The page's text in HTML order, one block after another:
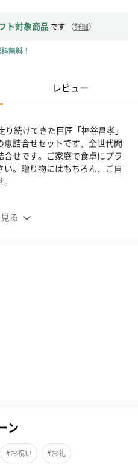
ト対象商品 です （詳細）
無料！
レビュー
る
続けてきた巨匠「神谷昌孝」
詰合せセットです。全世代問
せです。ご家庭で食卓にプラ
。贈り物にはもちろん、ご自
セット
続けてきた巨匠「神谷昌孝」
鮭ほぐし」「のり佃煮」「紅
合せ」セットです。全世代問
せです。ご家庭で食卓にプラ
。
ン
#お祝い #お礼